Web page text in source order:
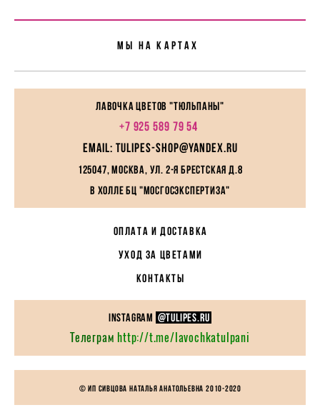
Мы На картах
Лавочка цветов "Тюльпаны"
+7 925 589 79 54
EMAIL: tulipes-shop@yandex.ru
125047, Москва, ул. 2-я Брестская д.8
в холле БЦ "МосГосЭкспертиза"
ОПЛАТА И ДОСТАВКА
УХОД ЗА ЦВЕТАМИ
КОНТАКТЫ
instagram @TULIPES.RU
Телеграм http://t.me/lavochkatulpani
© ИП Сивцова Наталья Анатольевна 2010-2020